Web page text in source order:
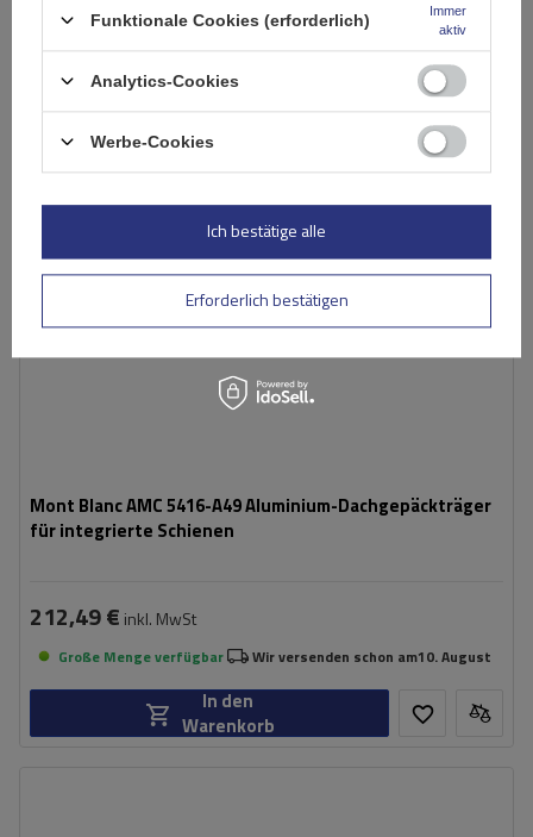
In den
Mont Blanc AMC 5416-A49 Aluminium-Dachgepäckträger
für integrierte Schienen
212,49 € inkl. MwSt
Große Menge verfügbar Wir versenden schon am10. August
In den
Warenkorb
Funktionale Cookies (erforderlich)
Immer
aktiv
Analytics-Cookies
Werbe-Cookies
Erforderlich bestätigen
Ich bestätige alle